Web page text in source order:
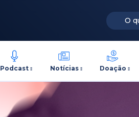
Podcast Notícias Doação